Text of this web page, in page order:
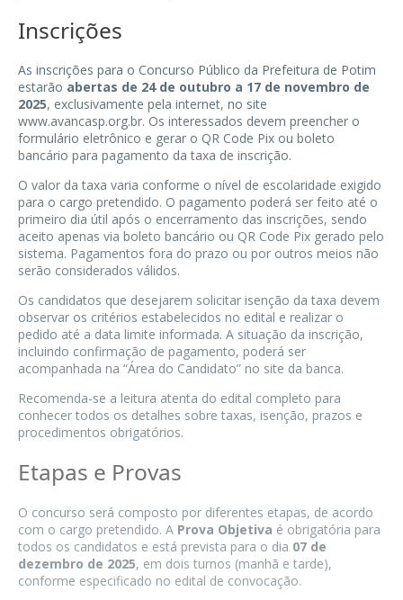
Inscrições
As inscrições para o Concurso Público da Prefeitura de Potim
estarão abertas de 24 de outubro a 17 de novembro de
2025, exclusivamente pela internet, no site
www.avancasp.org.br. Os interessados devem preencher o
formulário eletrônico e gerar o QR Code Pix ou boleto
bancário para pagamento da taxa de inscrição.
O valor da taxa varia conforme o nível de escolaridade exigido
para o cargo pretendido. O pagamento poderá ser feito até o
primeiro dia útil após o encerramento das inscrições, sendo
aceito apenas via boleto bancário ou QR Code Pix gerado pelo
sistema. Pagamentos fora do prazo ou por outros meios não
serão considerados válidos.
Os candidatos que desejarem solicitar isenção da taxa devem
observar os critérios estabelecidos no edital e realizar o
pedido até a data limite informada. A situação da inscrição,
incluindo confirmação de pagamento, poderá ser
acompanhada na “Área do Candidato” no site da banca.
Recomenda-se a leitura atenta do edital completo para
conhecer todos os detalhes sobre taxas, isenção, prazos e
procedimentos obrigatórios.
Etapas e Provas
O concurso será composto por diferentes etapas, de acordo
com o cargo pretendido. A Prova Objetiva é obrigatória para
todos os candidatos e está prevista para o dia 07 de
dezembro de 2025, em dois turnos (manhã e tarde),
conforme especificado no edital de convocação.